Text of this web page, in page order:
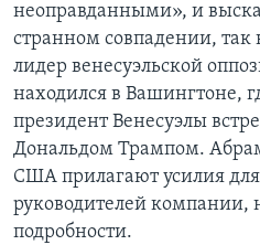
неоправданными», и
странном совпадении, так
лидер венесуэльской
находился в Вашингтоне,
президент Венесуэлы
Дональдом Трампом.
США прилагают усилия
руководителей компании,
подробности.